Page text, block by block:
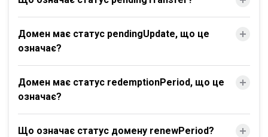
Домен має статус pendingUpdate, що це
означає?
Домен має статус redemptionPeriod, що це
означає?
Що означає статус домену renewPeriod?